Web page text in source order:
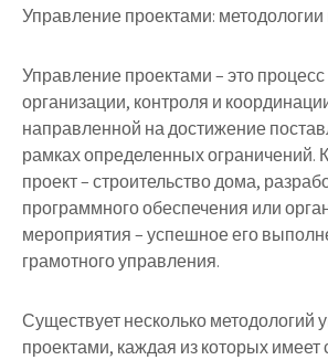
Управление проектами:
Управление проектами – это
организации, контроля и
направленной на достижение
рамках определенных ограничений.
проект – строительство дома,
программного обеспечения или
мероприятия – успешное его
грамотного управления.
Существует несколько методологий
проектами, каждая из которых